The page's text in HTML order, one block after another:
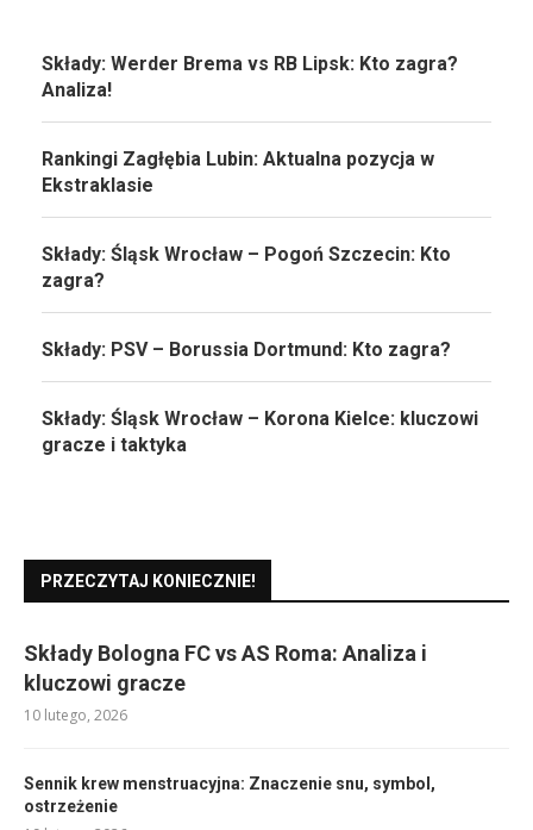
Składy: Werder Brema vs RB Lipsk: Kto zagra?
Analiza!
Rankingi Zagłębia Lubin: Aktualna pozycja w
Ekstraklasie
Składy: Śląsk Wrocław – Pogoń Szczecin: Kto
zagra?
Składy: PSV – Borussia Dortmund: Kto zagra?
Składy: Śląsk Wrocław – Korona Kielce: kluczowi
gracze i taktyka
PRZECZYTAJ KONIECZNIE!
Składy Bologna FC vs AS Roma: Analiza i
kluczowi gracze
10 lutego, 2026
Sennik krew menstruacyjna: Znaczenie snu, symbol,
ostrzeżenie